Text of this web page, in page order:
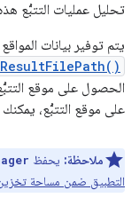
تحليل عمليات التتبُّع
يتم توفير بيانات
الحصول على موقع
على موقع التتبُّع،
ملاحظة: يحفظ
التطبيق ضمن مساحة تخزين